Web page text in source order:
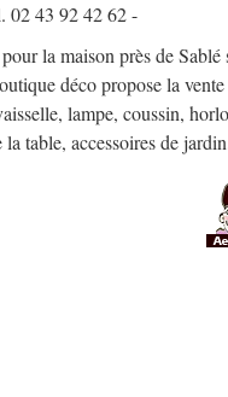
02 43 92 42 62 -
la maison près de Sablé
déco propose la
lampe, coussin,
table, accessoires de